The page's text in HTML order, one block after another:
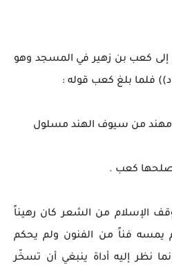
إلى كعب بن زهير في المسجد وهو
فلما بلغ كعب قوله :
مهند من سيوف الهند مسلول
كعب .
الإسلام من الشعر كان رهيناً
يمسه فناً من الفنون ولم يحكم
نظر إليه أداة ينبغي أن تسخّر